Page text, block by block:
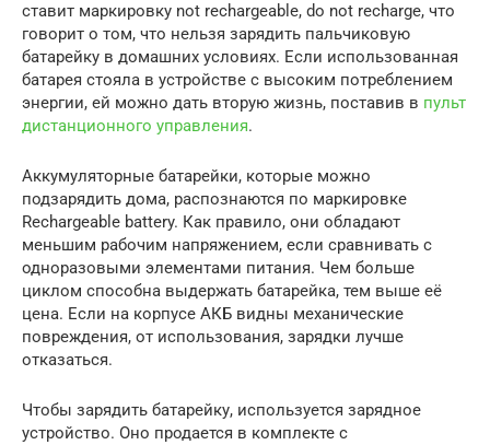
ставит маркировку not rechargeable, do not recharge, что
говорит о том, что нельзя зарядить пальчиковую
батарейку в домашних условиях. Если использованная
батарея стояла в устройстве с высоким потреблением
энергии, ей можно дать вторую жизнь, поставив в пульт
дистанционного управления.
Аккумуляторные батарейки, которые можно
подзарядить дома, распознаются по маркировке
Rechargeable battery. Как правило, они обладают
меньшим рабочим напряжением, если сравнивать с
одноразовыми элементами питания. Чем больше
циклом способна выдержать батарейка, тем выше её
цена. Если на корпусе АКБ видны механические
повреждения, от использования, зарядки лучше
отказаться.
Чтобы зарядить батарейку, используется зарядное
устройство. Оно продается в комплекте с